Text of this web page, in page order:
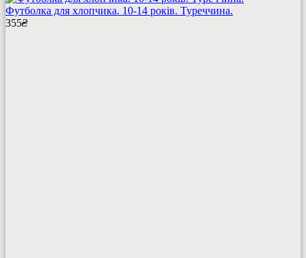
Футболка для хлопчика. 10-14 років. Туреччина.
355₴